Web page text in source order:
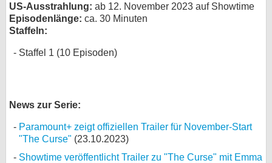
US-Ausstrahlung: ab 12. November 2023 auf Showtime
Episodenlänge: ca. 30 Minuten
Staffeln:
Staffel 1 (10 Episoden)
News zur Serie:
Paramount+ zeigt offiziellen Trailer für November-Start
"The Curse" (23.10.2023)
Showtime veröffentlicht Trailer zu "The Curse" mit Emma
Kontakt
Desktop-Ansicht
myFanbase